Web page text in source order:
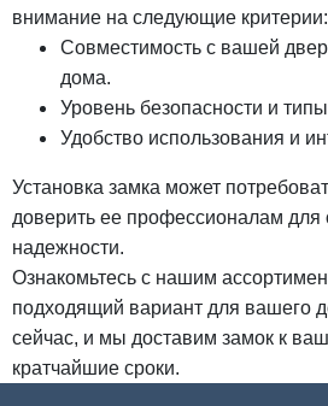
внимание на следующие критерии:
Совместимость с вашей
дома.
Уровень безопасности и
Удобство использования и
Установка замка может
доверить ее профессионалам для
надежности.
Ознакомьтесь с нашим
подходящий вариант для вашего
сейчас, и мы доставим замок к
кратчайшие сроки.